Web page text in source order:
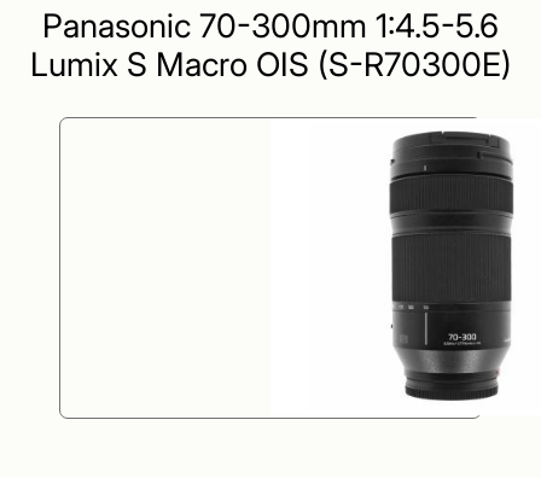
Panasonic 70-300mm 1:4.5-5.6
Lumix S Macro OIS (S-R70300E)